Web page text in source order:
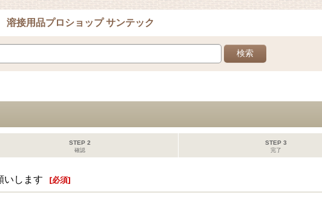
溶接用品プロショップ サンテック
検索
STEP 2
確認
STEP 3
完了
いします [必須]